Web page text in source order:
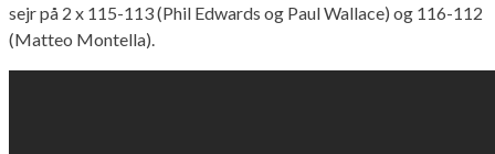
sejr på 2 x 115-113 (Phil Edwards og Paul Wallace) og 116-112
(Matteo Montella).